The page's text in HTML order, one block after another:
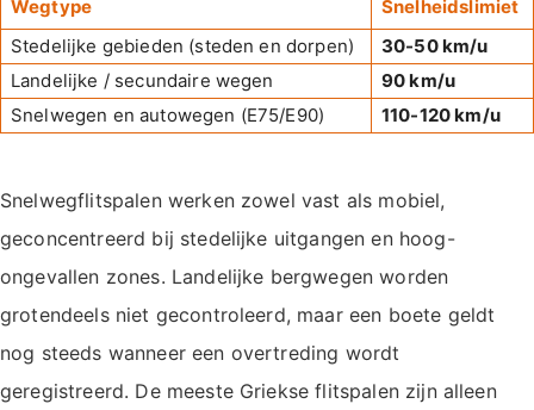
Wegtype
Snelheidslimiet
Stedelijke gebieden (steden en dorpen)
30-50 km/u
Landelijke / secundaire wegen
90 km/u
Snelwegen en autowegen (E75/E90)
110-120 km/u
Snelwegflitspalen werken zowel vast als mobiel,
geconcentreerd bij stedelijke uitgangen en hoog-
ongevallen zones. Landelijke bergwegen worden
grotendeels niet gecontroleerd, maar een boete geldt
nog steeds wanneer een overtreding wordt
geregistreerd. De meeste Griekse flitspalen zijn alleen